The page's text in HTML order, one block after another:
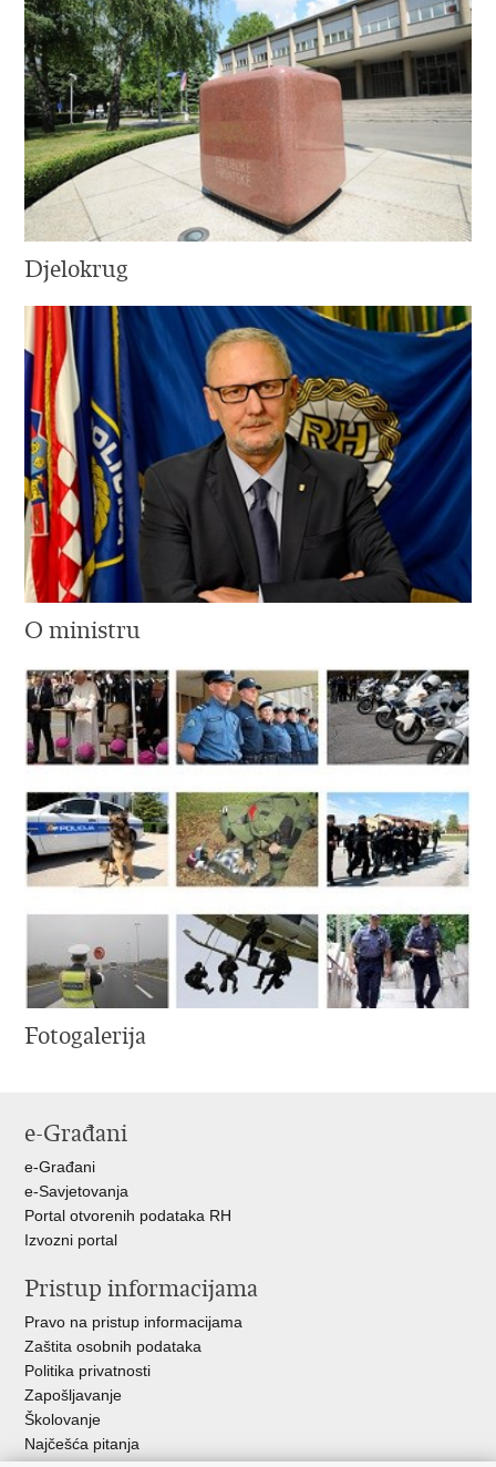
Djelokrug
O ministru
Fotogalerija
e-Građani
e-Građani
e-Savjetovanja
Portal otvorenih podataka RH
Izvozni portal
Pristup informacijama
Pravo na pristup informacijama
Zaštita osobnih podataka
Politika privatnosti
Zapošljavanje
Školovanje
Najčešća pitanja